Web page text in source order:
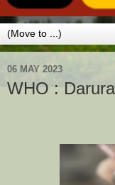
06 MAY 2023
WHO :